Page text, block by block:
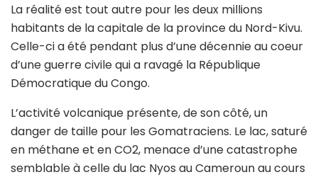
La réalité est tout autre pour les deux millions
habitants de la capitale de la province du Nord-Kivu.
Celle-ci a été pendant plus d’une décennie au coeur
d’une guerre civile qui a ravagé la République
Démocratique du Congo.
L’activité volcanique présente, de son côté, un
danger de taille pour les Gomatraciens. Le lac, saturé
en méthane et en CO2, menace d’une catastrophe
semblable à celle du lac Nyos au Cameroun au cours